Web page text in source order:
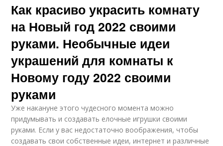
Как красиво украсить комнату
на Новый год 2022 своими
руками. Необычные идеи
украшений для комнаты к
Новому году 2022 своими
руками
Уже накануне этого чудесного момента можно
придумывать и создавать елочные игрушки своими
руками. Если у вас недостаточно воображения, чтобы
создавать свои собственные идеи, интернет и различные